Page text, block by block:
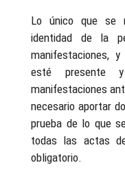
Lo único que se
identidad de la
manifestaciones,
esté
manifestaciones
necesario aportar
prueba de lo que
todas las actas
obligatorio.